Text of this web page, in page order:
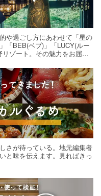
や過ごし方にあわせて「星の
「BEB(ベブ)」「LUCY(ルー
ゾート。その魅力をお届け
さが待っている。地元編集者
と味を伝えます。見ればきっ